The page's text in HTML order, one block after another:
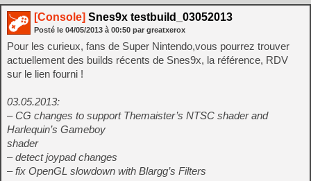
[Console] Snes9x testbuild_03052013
Posté le 04/05/2013 à 00:50 par greatxerox
Pour les curieux, fans de Super Nintendo,vous pourrez trouver
actuellement des builds récents de Snes9x, la référence, RDV
sur le lien fourni !
03.05.2013:
– CG changes to support Themaister’s NTSC shader and
Harlequin’s Gameboy
shader
– detect joypad changes
– fix OpenGL slowdown with Blargg’s Filters